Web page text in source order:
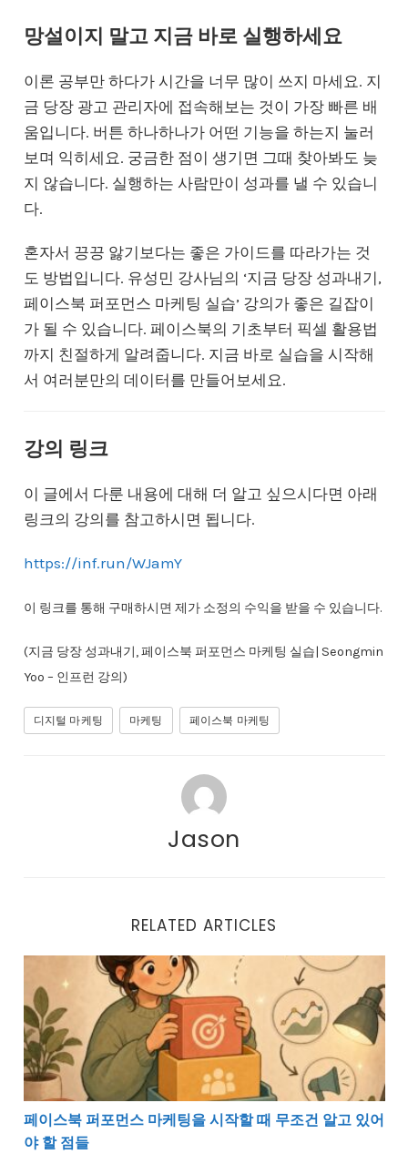
망설이지 말고 지금 바로 실행하세요
이론 공부만 하다가 시간을 너무 많이 쓰지 마세요. 지
금 당장 광고 관리자에 접속해보는 것이 가장 빠른 배
움입니다. 버튼 하나하나가 어떤 기능을 하는지 눌러
보며 익히세요. 궁금한 점이 생기면 그때 찾아봐도 늦
지 않습니다. 실행하는 사람만이 성과를 낼 수 있습니
다.
혼자서 끙끙 앓기보다는 좋은 가이드를 따라가는 것
도 방법입니다. 유성민 강사님의 ‘지금 당장 성과내기,
페이스북 퍼포먼스 마케팅 실습’ 강의가 좋은 길잡이
가 될 수 있습니다. 페이스북의 기초부터 픽셀 활용법
까지 친절하게 알려줍니다. 지금 바로 실습을 시작해
서 여러분만의 데이터를 만들어보세요.
강의 링크
이 글에서 다룬 내용에 대해 더 알고 싶으시다면 아래
링크의 강의를 참고하시면 됩니다.
https://inf.run/WJamY
이 링크를 통해 구매하시면 제가 소정의 수익을 받을 수 있습니다.
(지금 당장 성과내기, 페이스북 퍼포먼스 마케팅 실습| Seongmin
Yoo – 인프런 강의)
디지털 마케팅 마케팅 페이스북 마케팅
Jason
RELATED ARTICLES
페이스북 퍼포먼스 마케팅을 시작할 때 무조건 알고 있
페이스북 퍼포먼스 마케팅을 시작할 때 무조건 알고 있어
야 할 점들